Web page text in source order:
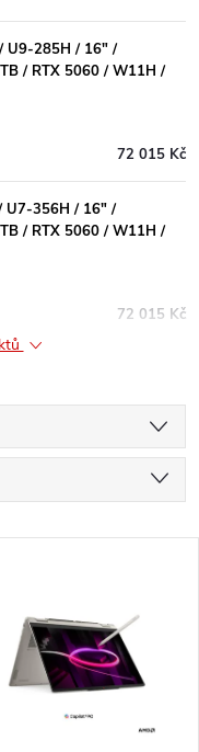
U9-285H / 16" /
/ RTX 5060 / W11H /
72 015 Kč
U7-356H / 16" /
/ RTX 5060 / W11H /
72 015 Kč